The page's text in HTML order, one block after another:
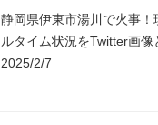
静岡県伊東市湯川で火事！
ルタイム状況をTwitter画像
2025/2/7